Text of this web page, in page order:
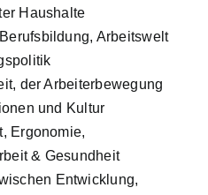
Haushalte
Arbeitswelt
der Arbeiterbewegung
und Kultur
Ergonomie,
& Gesundheit
Entwicklung,